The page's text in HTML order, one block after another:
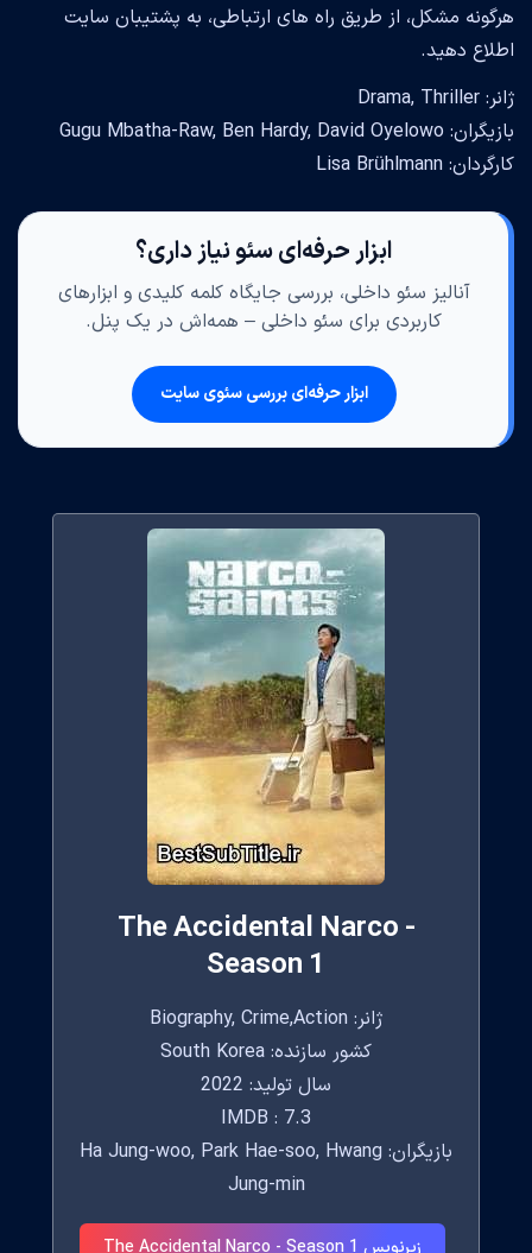
هرگونه مشکل، از طریق راه های ارتباطی، به پشتیبان سایت
اطلاع دهید.
ژانر: Drama, Thriller
بازیگران: Gugu Mbatha-Raw, Ben Hardy, David Oyelowo
کارگردان: Lisa Brühlmann
ابزار حرفه‌ای سئو نیاز داری؟
آنالیز سئو داخلی، بررسی جایگاه کلمه کلیدی و ابزارهای
کاربردی برای سئو داخلی – همه‌اش در یک پنل.
ابزار حرفه‌ای بررسی سئوی سایت
The Accidental Narco -
Season 1
ژانر: Biography, Crime,Action
کشور سازنده: South Korea
سال تولید: 2022
IMDB : 7.3
بازیگران: Ha Jung-woo, Park Hae-soo, Hwang
Jung-min
زیرنویس The Accidental Narco - Season 1